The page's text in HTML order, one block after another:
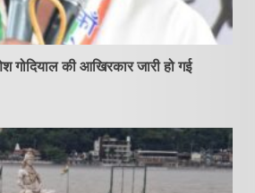
गोदियाल की आखिरकार जारी हो गई